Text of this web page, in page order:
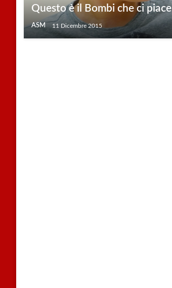
Questo è il Bombi che ci piace
ASM 11 Dicembre 2015